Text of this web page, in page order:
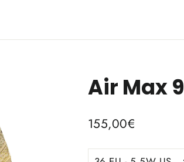
Air Max
Prix
155,00€
TITLE